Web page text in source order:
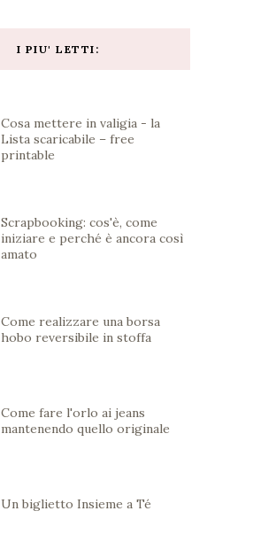
I PIU' LETTI:
Cosa mettere in valigia - la
Lista scaricabile – free
printable
Scrapbooking: cos'è, come
iniziare e perché è ancora così
amato
Come realizzare una borsa
hobo reversibile in stoffa
Come fare l'orlo ai jeans
mantenendo quello originale
Un biglietto Insieme a Té